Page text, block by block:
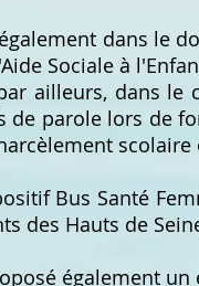
dans le
Sociale à
ailleurs, dans
de parole lors de
Bus Santé
des Hauts de
également